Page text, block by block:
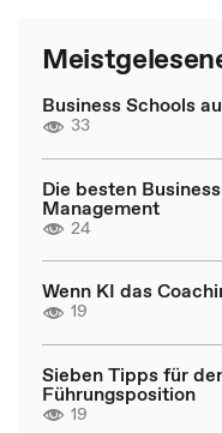
Business Schools
33
Die besten
Management
24
Wenn KI das
19
Sieben Tipps für
Führungsposition
19